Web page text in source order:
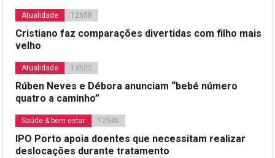
Atualidade 12h58
Cristiano faz comparações divertidas com filho mais
velho
Atualidade 13h22
Rúben Neves e Débora anunciam “bebé número
quatro a caminho”
Saúde & bem-estar 12h46
IPO Porto apoia doentes que necessitam realizar
deslocações durante tratamento